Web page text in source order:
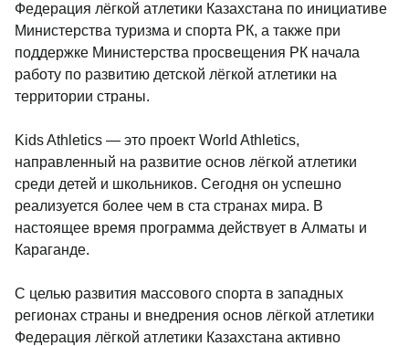
Федерация лёгкой атлетики Казахстана по инициативе
Министерства туризма и спорта РК, а также при
поддержке Министерства просвещения РК начала
работу по развитию детской лёгкой атлетики на
территории страны.
Kids Athletics — это проект World Athletics,
направленный на развитие основ лёгкой атлетики
среди детей и школьников. Сегодня он успешно
реализуется более чем в ста странах мира. В
настоящее время программа действует в Алматы и
Караганде.
С целью развития массового спорта в западных
регионах страны и внедрения основ лёгкой атлетики
Федерация лёгкой атлетики Казахстана активно